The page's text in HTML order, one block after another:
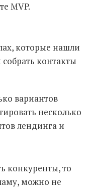
MVP.
которые нашли
контакты
вариантов
несколько
лендинга и
конкуренты, то
можно не